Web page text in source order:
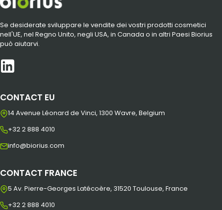
Se desiderate sviluppare le vendite dei vostri prodotti cosmetici
nell'UE, nel Regno Unito, negli USA, in Canada o in altri Paesi Biorius
può aiutarvi.
CONTACT EU
14 Avenue Léonard de Vinci, 1300 Wavre, Belgium
+32 2 888 4010
info@biorius.com
CONTACT FRANCE
5 Av. Pierre-Georges Latécoère, 31520 Toulouse, France
+32 2 888 4010